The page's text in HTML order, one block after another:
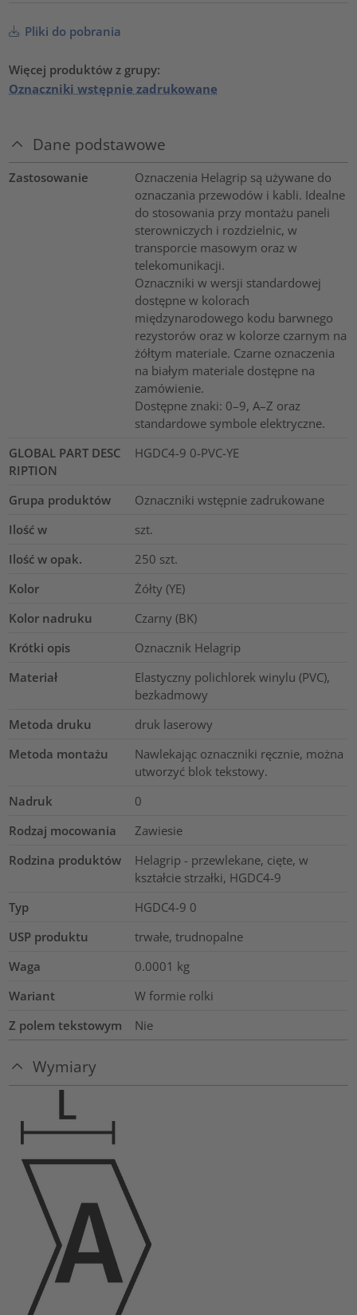
Pliki do pobrania
Więcej produktów z grupy:
Oznaczniki wstępnie zadrukowane
Dane podstawowe
Zastosowanie
Oznaczenia Helagrip są używane do
oznaczania przewodów i kabli. Idealne
do stosowania przy montażu paneli
sterowniczych i rozdzielnic, w
transporcie masowym oraz w
telekomunikacji.
Oznaczniki w wersji standardowej
dostępne w kolorach
międzynarodowego kodu barwnego
rezystorów oraz w kolorze czarnym na
żółtym materiale. Czarne oznaczenia
na białym materiale dostępne na
zamówienie.
Dostępne znaki: 0–9, A–Z oraz
standardowe symbole elektryczne.
GLOBAL PART DESC
RIPTION
HGDC4-9 0-PVC-YE
Grupa produktów
Oznaczniki wstępnie zadrukowane
Ilość w
szt.
Ilość w opak.
250 szt.
Kolor
Żółty (YE)
Kolor nadruku
Czarny (BK)
Krótki opis
Oznacznik Helagrip
Materiał
Elastyczny polichlorek winylu (PVC),
bezkadmowy
Metoda druku
druk laserowy
Metoda montażu
Nawlekając oznaczniki ręcznie, można
utworzyć blok tekstowy.
Nadruk
0
Rodzaj mocowania
Zawiesie
Rodzina produktów
Helagrip - przewlekane, cięte, w
kształcie strzałki, HGDC4-9
Typ
HGDC4-9 0
USP produktu
trwałe, trudnopalne
Waga
0.0001 kg
Wariant
W formie rolki
Z polem tekstowym
Nie
Wymiary